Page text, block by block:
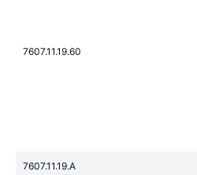
7607.11.19.60
7607.11.19.A